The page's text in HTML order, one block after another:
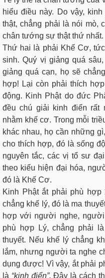
hiểu điều này. Do vậy,
thật, chẳng phải là nói mò,
chân tướng sự thật thứ nhất.
Thứ hai là phải Khế Cơ,
sinh. Quý vị giảng quá
giảng quá cạn, họ sẽ
hợp! Lại còn phải thích
động. Kinh Phật do đức
đều chú giải kinh điển rất
nhằm khế cơ. Trong mỗi
khác nhau, họ cần những
cho thích hợp, đó là sống
nguyên tắc, các vị tổ sư
theo kiểu hiện đại hóa,
đó là Khế Cơ.
Kinh Phật ắt phải phù
chẳng khế lý, đó là ma
hợp với người nghe,
phù hợp Lý, chẳng phải
thuyết. Nếu khế lý chẳng
lắm, nhưng người ta nghe
dụng được! Vì vậy, ắt phải
là “kinh điển”.Đây là cách